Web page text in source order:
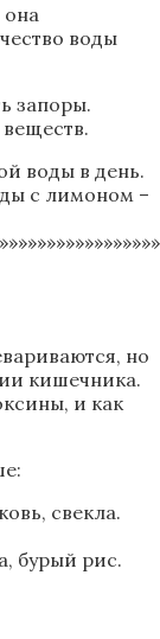
воды
запоры.
воды в день.
с лимоном –
но
кишечника.
и как
свекла.
бурый рис.